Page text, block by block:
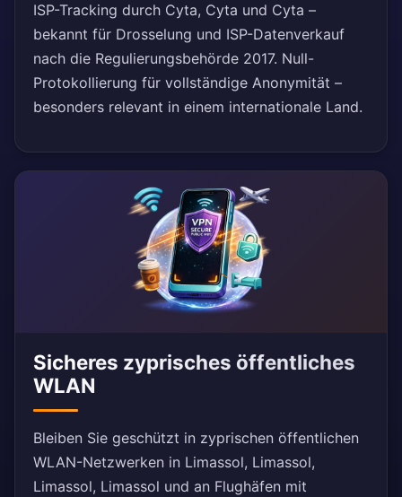
ISP-Tracking durch Cyta, Cyta und Cyta –
bekannt für Drosselung und ISP-Datenverkauf
nach die Regulierungsbehörde 2017. Null-
Protokollierung für vollständige Anonymität –
besonders relevant in einem internationale Land.
Sicheres zyprisches öffentliches
WLAN
Bleiben Sie geschützt in zyprischen öffentlichen
WLAN-Netzwerken in Limassol, Limassol,
Limassol, Limassol und an Flughäfen mit